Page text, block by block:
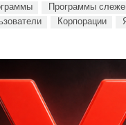
Программы
Корпорации